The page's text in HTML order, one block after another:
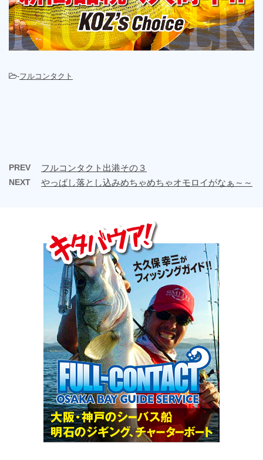
-フルコンタクト
PREV フルコンタクト出港その３
NEXT やっぱし落とし込みめちゃめちゃオモロイがなぁ～～